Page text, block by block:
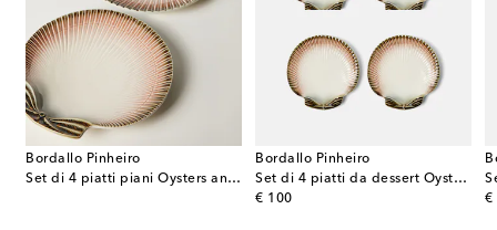
Bordallo Pinheiro
Set di 4 piatti piani Oysters and Scallops
Bordallo Pinheiro
Set di 4 piatti da dessert Oyster & Scallops in ceramica
€ 100
original price €